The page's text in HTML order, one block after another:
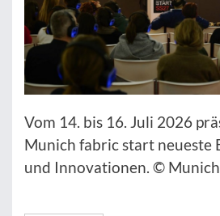
Vom 14. bis 16. Juli 2026
Munich fabric start neueste
und Innovationen. ©